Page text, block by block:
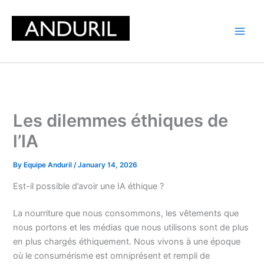
content
Les dilemmes éthiques de
l’IA
By Equipe Anduril/January 14, 2026
Est-il possible d’avoir une IA éthique ?
La nourriture que nous consommons, les vêtements que
nous portons et les médias que nous utilisons sont de plus
en plus chargés éthiquement. Nous vivons à une époque
où le consumérisme est omniprésent et rempli de